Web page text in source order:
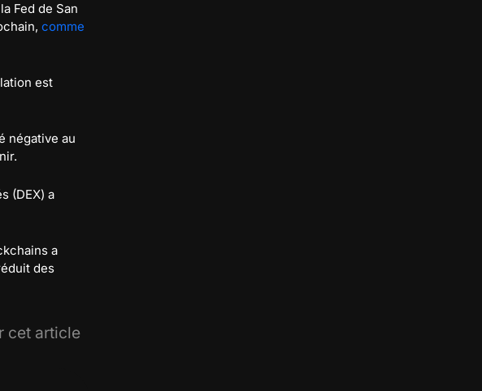
Fed de San
comme
est
négative au
(DEX) a
a
des
cet article